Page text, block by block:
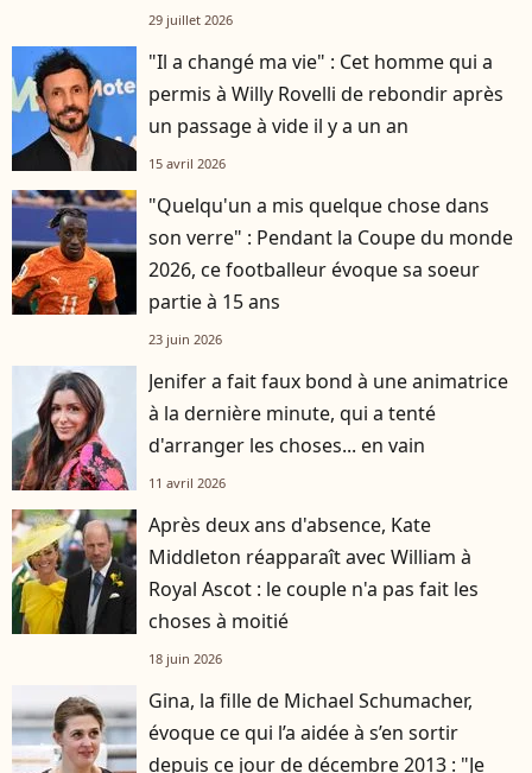
chose…”
29 juillet 2026
"Il a changé ma vie" : Cet homme qui a
permis à Willy Rovelli de rebondir après
un passage à vide il y a un an
15 avril 2026
"Quelqu'un a mis quelque chose dans
son verre" : Pendant la Coupe du monde
2026, ce footballeur évoque sa soeur
partie à 15 ans
23 juin 2026
Jenifer a fait faux bond à une animatrice
à la dernière minute, qui a tenté
d'arranger les choses... en vain
11 avril 2026
Après deux ans d'absence, Kate
Middleton réapparaît avec William à
Royal Ascot : le couple n'a pas fait les
choses à moitié
18 juin 2026
Gina, la fille de Michael Schumacher,
évoque ce qui l’a aidée à s’en sortir
depuis ce jour de décembre 2013 : "Je